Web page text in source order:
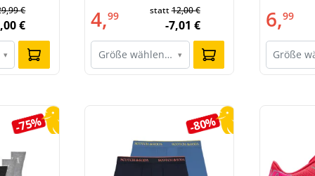
€
€
▾
4,99 statt12,00 €
-7,01 €
Größe wählen… ▾
6,99
Größe
-75% -80%